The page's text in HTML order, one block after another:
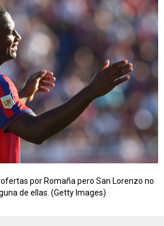
por Romaña pero San Lorenzo no
de ellas. (Getty Images)